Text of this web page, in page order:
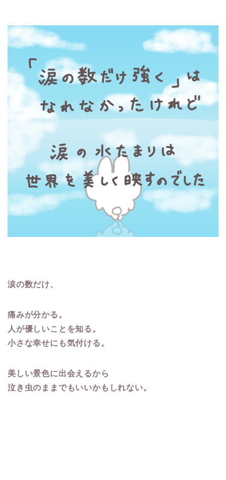
涙の数だけ、
痛みが分かる。
人が優しいことを知る。
小さな幸せにも気付ける。
美しい景色に出会えるから
泣き虫のままでもいいかもしれない。